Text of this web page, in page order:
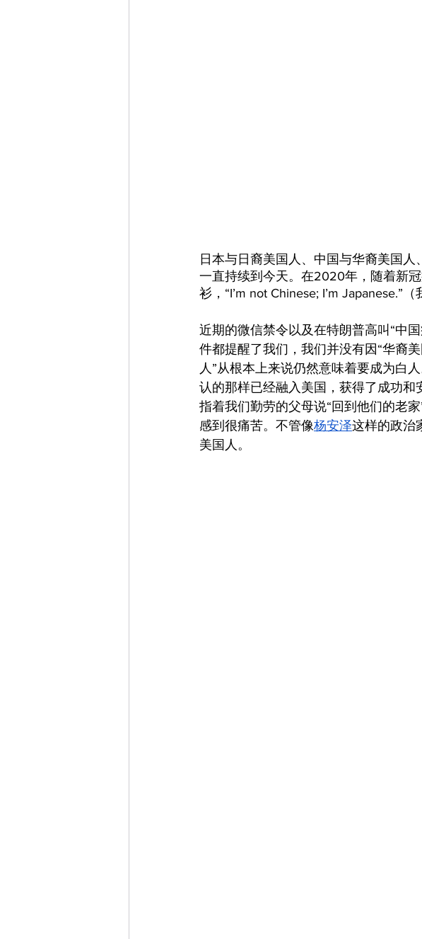
日本与日裔美国人、中国与华裔美国
一直持续到今天。在2020年，随着新冠
衫，“I’m not Chinese; I’m Japanese.”
近期的微信禁令以及在特朗普高叫“中
件都提醒了我们，我们并没有因“华裔
人”从根本上来说仍然意味着要成为白
认的那样已经融入美国，获得了成功和
指着我们勤劳的父母说“回到他们的老
感到很痛苦。不管像杨安泽这样的政治
美国人。